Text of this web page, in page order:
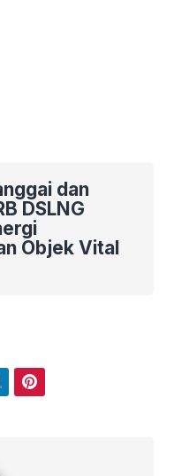
dan
DSLNG
Objek Vital